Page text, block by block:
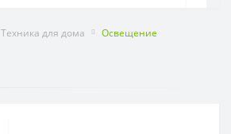
Техника для дома Освещение